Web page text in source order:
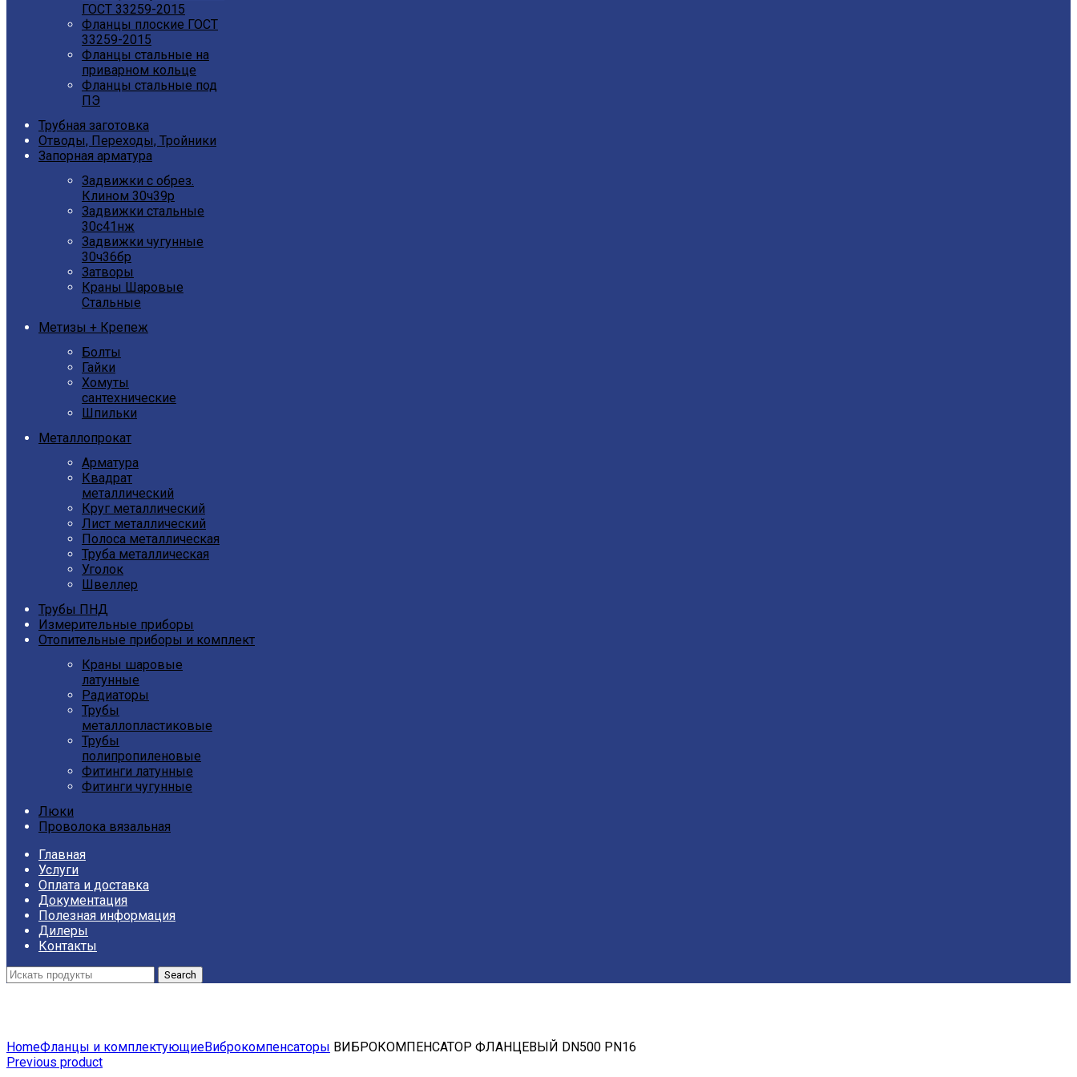
ГОСТ 33259-2015
Фланцы плоские ГОСТ
33259-2015
Фланцы стальные на
приварном кольце
Фланцы стальные под
ПЭ
Трубная заготовка
Отводы, Переходы, Тройники
Запорная арматура
Задвижки с обрез.
Клином 30ч39р
Задвижки стальные
30с41нж
Задвижки чугунные
30ч36бр
Затворы
Краны Шаровые
Стальные
Метизы + Крепеж
Болты
Гайки
Хомуты
сантехнические
Шпильки
Металлопрокат
Арматура
Квадрат
металлический
Круг металлический
Лист металлический
Полоса металлическая
Труба металлическая
Уголок
Швеллер
Трубы ПНД
Измерительные приборы
Отопительные приборы и комплект
Краны шаровые
латунные
Радиаторы
Трубы
металлопластиковые
Трубы
полипропиленовые
Фитинги латунные
Фитинги чугунные
Люки
Проволока вязальная
Главная
Услуги
Оплата и доставка
Документация
Полезная информация
Дилеры
Контакты
Search
HomeФланцы и комплектующиеВиброкомпенсаторы ВИБРОКОМПЕНСАТОР ФЛАНЦЕВЫЙ DN500 PN16
Previous product